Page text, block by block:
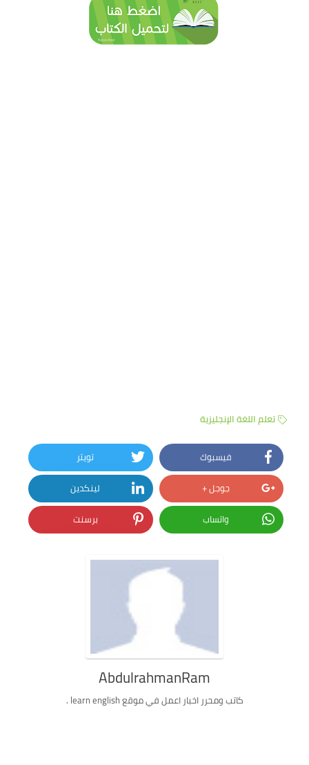
تعلم اللغة الإنجليزية
فيسبوك
تويتر
جوجل +
لينكدين
واتساب
برسنت
AbdulrahmanRam
كاتب ومحرر اخبار اعمل في موقع learn english .